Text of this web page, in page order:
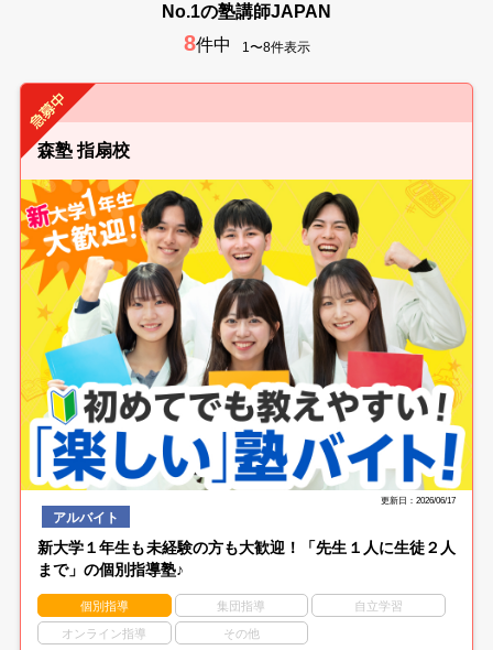
No.1の塾講師JAPAN
8件中 1〜8件表示
森塾 指扇校
更新日：2026/06/17
アルバイト
新大学１年生も未経験の方も大歓迎！「先生１人に生徒２人
まで」の個別指導塾♪
個別指導 集団指導 自立学習
オンライン指導 その他